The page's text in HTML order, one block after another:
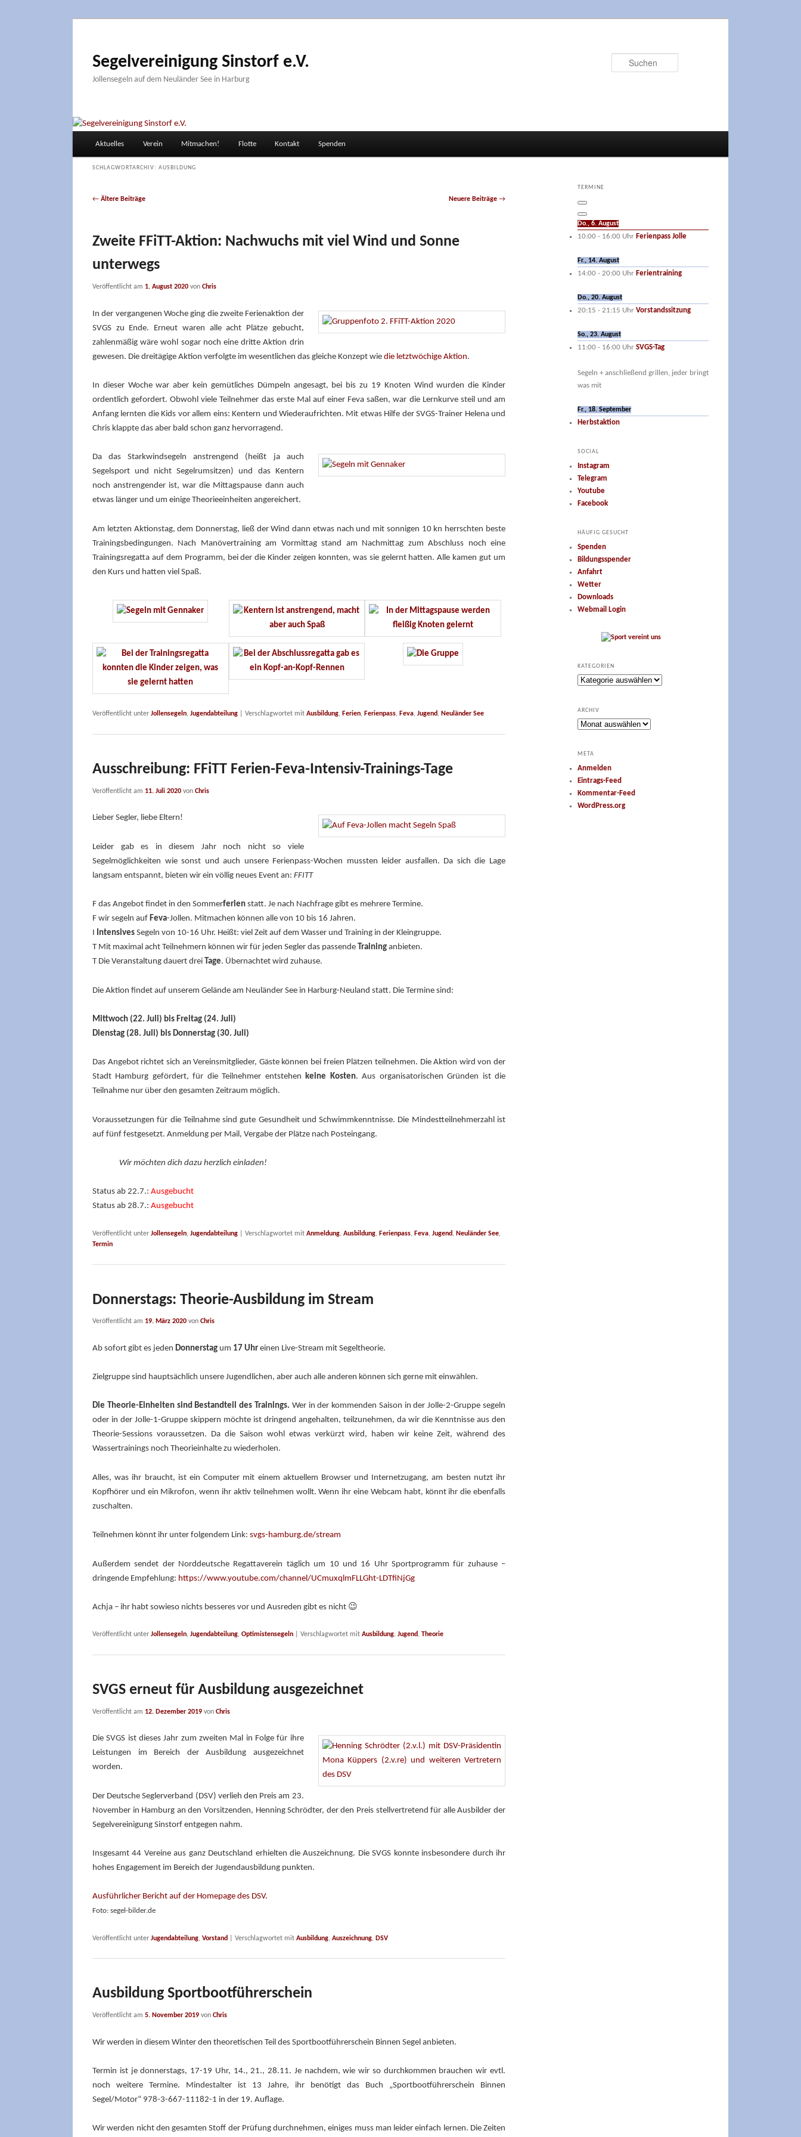
Segelvereinigung Sinstorf e.V.
Jollensegeln auf dem Neuländer See in Harburg
Aktuelles Verein Mitmachen! Flotte Kontakt Spenden
SCHLAGWORTARCHIV: AUSBILDUNG
Beitragsnavigation
← Ältere Beiträge Neuere Beiträge →
Zweite FFiTT-Aktion: Nachwuchs mit viel Wind und Sonne
unterwegs
Veröffentlicht am 1. August 2020 von Chris
In der vergangenen Woche ging die zweite Ferienaktion der
SVGS zu Ende. Erneut waren alle acht Plätze gebucht,
zahlenmäßig wäre wohl sogar noch eine dritte Aktion drin
gewesen. Die dreitägige Aktion verfolgte im wesentlichen das gleiche Konzept wie die letztwöchige Aktion.
In dieser Woche war aber kein gemütliches Dümpeln angesagt, bei bis zu 19 Knoten Wind wurden die Kinder
ordentlich gefordert. Obwohl viele Teilnehmer das erste Mal auf einer Feva saßen, war die Lernkurve steil und am
Anfang lernten die Kids vor allem eins: Kentern und Wiederaufrichten. Mit etwas Hilfe der SVGS-Trainer Helena und
Chris klappte das aber bald schon ganz hervorragend.
Da das Starkwindsegeln anstrengend (heißt ja auch
Segelsport und nicht Segelrumsitzen) und das Kentern
noch anstrengender ist, war die Mittagspause dann auch
etwas länger und um einige Theorieeinheiten angereichert.
Am letzten Aktionstag, dem Donnerstag, ließ der Wind dann etwas nach und mit sonnigen 10 kn herrschten beste
Trainingsbedingungen. Nach Manövertraining am Vormittag stand am Nachmittag zum Abschluss noch eine
Trainingsregatta auf dem Programm, bei der die Kinder zeigen konnten, was sie gelernt hatten. Alle kamen gut um
den Kurs und hatten viel Spaß.
Veröffentlicht unter Jollensegeln, Jugendabteilung Verschlagwortet mit Ausbildung, Ferien, Ferienpass, Feva, Jugend, Neuländer See
Ausschreibung: FFiTT Ferien-Feva-Intensiv-Trainings-Tage
Veröffentlicht am 11. Juli 2020 von Chris
Lieber Segler, liebe Eltern!
Leider gab es in diesem Jahr noch nicht so viele
Segelmöglichkeiten wie sonst und auch unsere Ferienpass-Wochen mussten leider ausfallen. Da sich die Lage
langsam entspannt, bieten wir ein völlig neues Event an: FFITT
F das Angebot findet in den Sommerferien statt. Je nach Nachfrage gibt es mehrere Termine.
F wir segeln auf Feva-Jollen. Mitmachen können alle von 10 bis 16 Jahren.
I Intensives Segeln von 10-16 Uhr. Heißt: viel Zeit auf dem Wasser und Training in der Kleingruppe.
T Mit maximal acht Teilnehmern können wir für jeden Segler das passende Training anbieten.
T Die Veranstaltung dauert drei Tage. Übernachtet wird zuhause.
Die Aktion findet auf unserem Gelände am Neuländer See in Harburg-Neuland statt. Die Termine sind:
Mittwoch (22. Juli) bis Freitag (24. Juli)
Dienstag (28. Juli) bis Donnerstag (30. Juli)
Das Angebot richtet sich an Vereinsmitglieder, Gäste können bei freien Plätzen teilnehmen. Die Aktion wird von der
Stadt Hamburg gefördert, für die Teilnehmer entstehenkeine Kosten. Aus organisatorischen Gründen ist die
Teilnahme nur über den gesamten Zeitraum möglich.
Voraussetzungen für die Teilnahme sind gute Gesundheit und Schwimmkenntnisse. Die Mindestteilnehmerzahl ist
auf fünf festgesetzt. Anmeldung per Mail, Vergabe der Plätze nach Posteingang.
Wir möchten dich dazu herzlich einladen!
Status ab 22.7.: Ausgebucht
Status ab 28.7.: Ausgebucht
Veröffentlicht unter Jollensegeln, Jugendabteilung Verschlagwortet mit Anmeldung, Ausbildung, Ferienpass, Feva, Jugend, Neuländer See,
Termin
Donnerstags: Theorie-Ausbildung im Stream
Veröffentlicht am 19. März 2020 von Chris
Ab sofort gibt es jeden Donnerstag um 17 Uhr einen Live-Stream mit Segeltheorie.
Zielgruppe sind hauptsächlich unsere Jugendlichen, aber auch alle anderen können sich gerne mit einwählen.
Die Theorie-Einheiten sind Bestandteil des Trainings. Wer in der kommenden Saison in der Jolle-2-Gruppe segeln
oder in der Jolle-1-Gruppe skippern möchte ist dringend angehalten, teilzunehmen, da wir die Kenntnisse aus den
Theorie-Sessions voraussetzen. Da die Saison wohl etwas verkürzt wird, haben wir keine Zeit, während des
Wassertrainings noch Theorieinhalte zu wiederholen.
Alles, was ihr braucht, ist ein Computer mit einem aktuellem Browser und Internetzugang, am besten nutzt ihr
Kopfhörer und ein Mikrofon, wenn ihr aktiv teilnehmen wollt. Wenn ihr eine Webcam habt, könnt ihr die ebenfalls
zuschalten.
Teilnehmen könnt ihr unter folgendem Link: svgs-hamburg.de/stream
Außerdem sendet der Norddeutsche Regattaverein täglich um 10 und 16 Uhr Sportprogramm für zuhause –
dringende Empfehlung: https://www.youtube.com/channel/UCmuxqlmFLLGht-LDTfiNjGg
Achja – ihr habt sowieso nichts besseres vor und Ausreden gibt es nicht 😉
Veröffentlicht unter Jollensegeln, Jugendabteilung, Optimistensegeln Verschlagwortet mit Ausbildung, Jugend, Theorie
SVGS erneut für Ausbildung ausgezeichnet
Veröffentlicht am 12. Dezember 2019 von Chris
Die SVGS ist dieses Jahr zum zweiten Mal in Folge für ihre
Leistungen im Bereich der Ausbildung ausgezeichnet
worden.
Der Deutsche Seglerverband (DSV) verlieh den Preis am 23.
November in Hamburg an den Vorsitzenden, Henning Schrödter, der den Preis stellvertretend für alle Ausbilder der
Segelvereinigung Sinstorf entgegen nahm.
Insgesamt 44 Vereine aus ganz Deutschland erhielten die Auszeichnung. Die SVGS konnte insbesondere durch ihr
hohes Engagement im Bereich der Jugendausbildung punkten.
Ausführlicher Bericht auf der Homepage des DSV.
Foto: segel-bilder.de
Veröffentlicht unter Jugendabteilung, Vorstand Verschlagwortet mit Ausbildung, Auszeichnung, DSV
Ausbildung Sportbootführerschein
Veröffentlicht am 5. November 2019 von Chris
Wir werden in diesem Winter den theoretischen Teil des Sportbootführerschein Binnen Segel anbieten.
Termin ist je donnerstags, 17-19 Uhr, 14., 21., 28.11. Je nachdem, wie wir so durchkommen brauchen wir evtl.
noch weitere Termine. Mindestalter ist 13 Jahre, ihr benötigt das Buch „Sportbootführerschein Binnen
Segel/Motor“ 978-3-667-11182-1 in der 19. Auflage.
Wir werden nicht den gesamten Stoff der Prüfung durchnehmen, einiges muss man leider einfach lernen. Die Zeiten
TERMINE
Do., 6. August
10:00 - 16:00 Uhr Ferienpass Jolle
Fr., 14. August
14:00 - 20:00 Uhr Ferientraining
Do., 20. August
20:15 - 21:15 Uhr Vorstandssitzung
So., 23. August
11:00 - 16:00 Uhr SVGS-Tag
Segeln + anschließend grillen, jeder bringt
was mit
Fr., 18. September
Herbstaktion
SOCIAL
Instagram
Telegram
Youtube
Facebook
HÄUFIG GESUCHT
Spenden
Bildungsspender
Anfahrt
Wetter
Downloads
Webmail Login
KATEGORIEN
Kategorien
ARCHIV
Archiv
META
Anmelden
Eintrags-Feed
Kommentar-Feed
WordPress.org